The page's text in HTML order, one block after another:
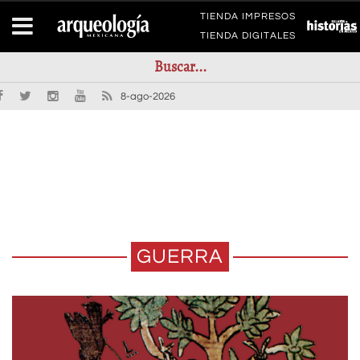
TIENDA IMPRESOS
TIENDA DIGITALES
8-ago-2026
GUERRA
LA “ALTERIDAD CONSTITUTIVA”